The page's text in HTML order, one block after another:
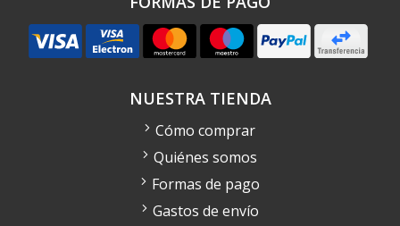
NUESTRA TIENDA
Cómo comprar
Quiénes somos
Formas de pago
Gastos de envío